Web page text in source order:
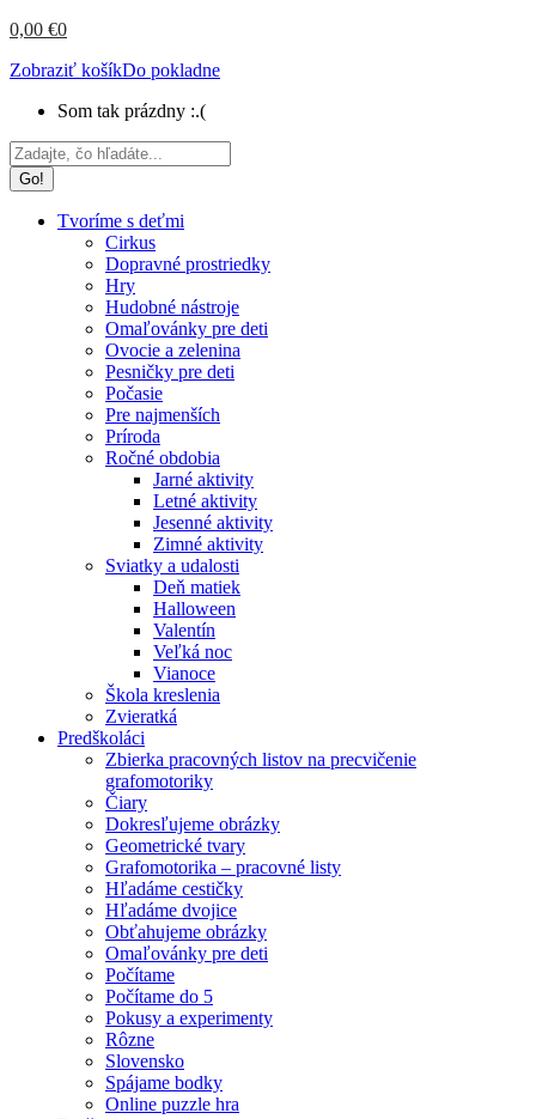
0,00 €0
Zobraziť košíkDo pokladne
Som tak prázdny :.(
Search:
Tvoríme s deťmi
Cirkus
Dopravné prostriedky
Hry
Hudobné nástroje
Omaľovánky pre deti
Ovocie a zelenina
Pesničky pre deti
Počasie
Pre najmenších
Príroda
Ročné obdobia
Jarné aktivity
Letné aktivity
Jesenné aktivity
Zimné aktivity
Sviatky a udalosti
Deň matiek
Halloween
Valentín
Veľká noc
Vianoce
Škola kreslenia
Zvieratká
Predškoláci
Zbierka pracovných listov na precvičenie
grafomotoriky
Čiary
Dokresľujeme obrázky
Geometrické tvary
Grafomotorika – pracovné listy
Hľadáme cestičky
Hľadáme dvojice
Obťahujeme obrázky
Omaľovánky pre deti
Počítame
Počítame do 5
Pokusy a experimenty
Rôzne
Slovensko
Spájame bodky
Online puzzle hra